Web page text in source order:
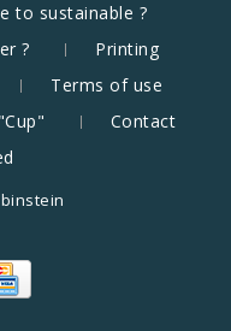
to sustainable ?
?
Printing
Terms of use
Contact